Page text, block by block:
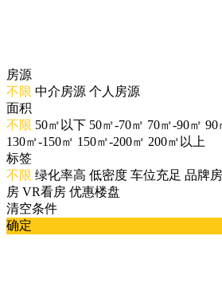
房源
不限 中介房源 个人房源
面积
不限 50㎡以下 50㎡-70㎡ 70㎡-90㎡ 90
130㎡-150㎡ 150㎡-200㎡ 200㎡以上
标签
不限 绿化率高 低密度 车位充足 品牌
房 VR看房 优惠楼盘
清空条件
确定